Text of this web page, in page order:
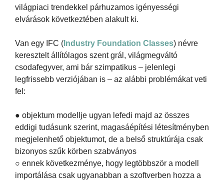
világpiaci trendekkel párhuzamos igényességi
elvárások következtében alakult ki.
Van egy IFC ( Industry Foundation Classes) névre
keresztelt állítólagos szent grál, világmegváltó
csodafegyver, ami bár szimpatikus – jelenlegi
legfrissebb verziójában is – az alábbi problémákat veti
fel:
● objektum modellje ugyan lefedi majd az összes
eddigi tudásunk szerint, magasáépítési létesítményben
megjelenhető objektumot, de a belső struktúrája csak
bizonyos szűk körben szabványos
○ ennek következménye, hogy legtöbbször a modell
importálása csak ugyanabban a szoftverben hozza a